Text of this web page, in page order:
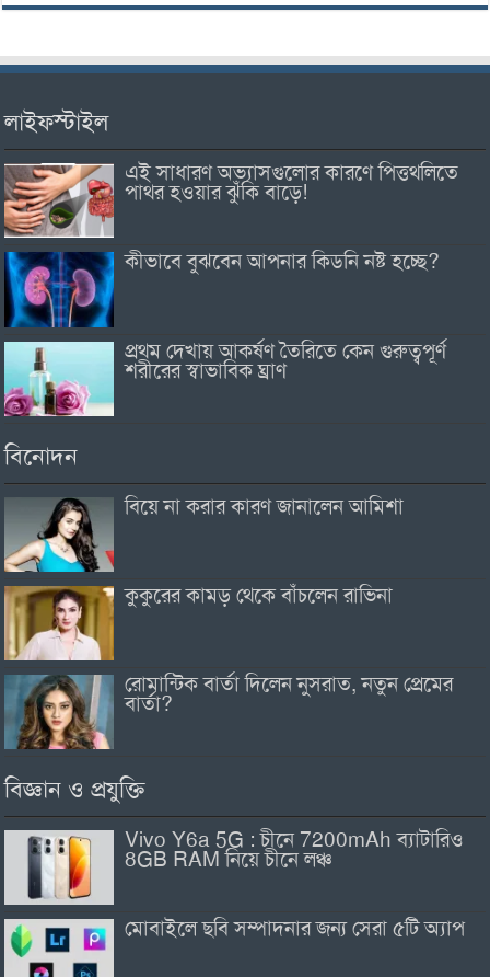
লাইফস্টাইল
এই সাধারণ অভ্যাসগুলোর কারণে পিত্তথলিতে
পাথর হওয়ার ঝুঁকি বাড়ে!
কীভাবে বুঝবেন আপনার কিডনি নষ্ট হচ্ছে?
প্রথম দেখায় আকর্ষণ তৈরিতে কেন গুরুত্বপূর্ণ
শরীরের স্বাভাবিক ঘ্রাণ
বিনোদন
বিয়ে না করার কারণ জানালেন আমিশা
কুকুরের কামড় থেকে বাঁচলেন রাভিনা
রোমান্টিক বার্তা দিলেন নুসরাত, নতুন প্রেমের
বার্তা?
বিজ্ঞান ও প্রযুক্তি
Vivo Y6a 5G : চীনে 7200mAh ব্যাটারিও
8GB RAM নিয়ে চীনে লঞ্চ
মোবাইলে ছবি সম্পাদনার জন্য সেরা ৫টি অ্যাপ